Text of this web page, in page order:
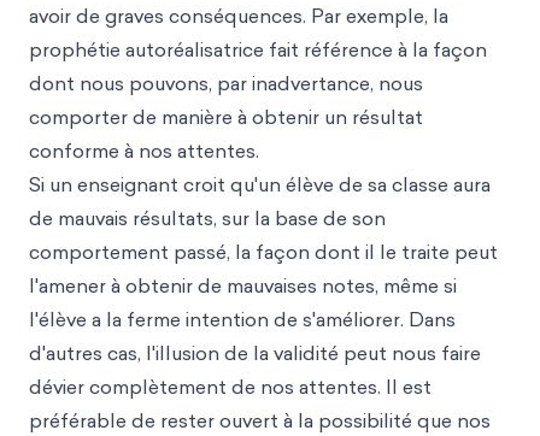
avoir de graves conséquences. Par exemple, la
prophétie autoréalisatrice fait référence à la façon
dont nous pouvons, par inadvertance, nous
comporter de manière à obtenir un résultat
conforme à nos attentes.
Si un enseignant croit qu'un élève de sa classe aura
de mauvais résultats, sur la base de son
comportement passé, la façon dont il le traite peut
l'amener à obtenir de mauvaises notes, même si
l'élève a la ferme intention de s'améliorer. Dans
d'autres cas, l'illusion de la validité peut nous faire
dévier complètement de nos attentes. Il est
préférable de rester ouvert à la possibilité que nos